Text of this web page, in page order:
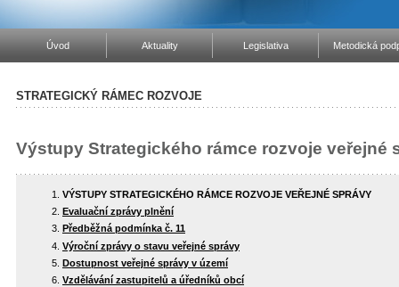
Úvod Aktuality Legislativa Metodická
STRATEGICKÝ RÁMEC ROZVOJE
Výstupy Strategického rámce rozvoje veřejné
VÝSTUPY STRATEGICKÉHO RÁMCE ROZVOJE VEŘEJNÉ SPRÁVY
Evaluační zprávy plnění
Předběžná podmínka č. 11
Výroční zprávy o stavu veřejné správy
Dostupnost veřejné správy v území
Vzdělávání zastupitelů a úředníků obcí